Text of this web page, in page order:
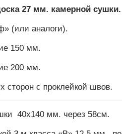
27 мм. камерной сушки.
(или аналоги).
150 мм.
200 мм.
с проклейкой швов.
40х140 мм. через 58см.